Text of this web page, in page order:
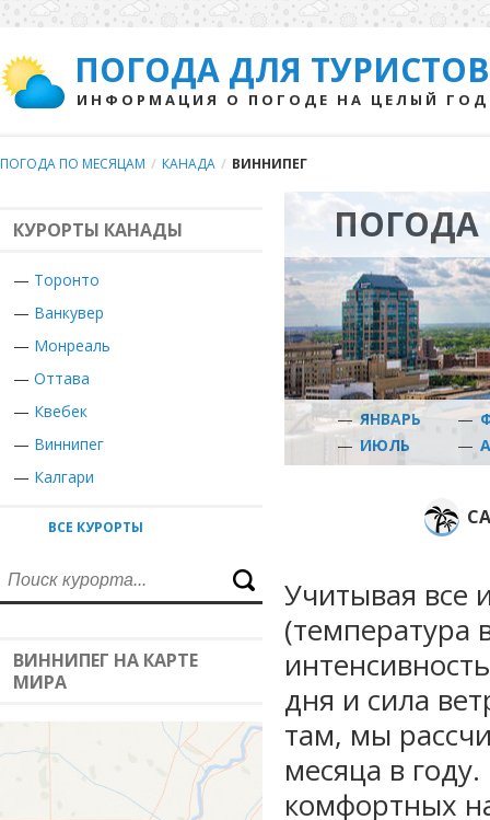
ПОГОДА ДЛЯ ТУРИСТОВ
ИНФОРМАЦИЯ О ПОГОДЕ НА ЦЕЛЫЙ ГОД
ПОГОДА ПО МЕСЯЦАМ / КАНАДА / ВИННИПЕГ
КУРОРТЫ КАНАДЫ
— Торонто
— Ванкувер
— Монреаль
— Оттава
— Квебек
— Виннипег
— Калгари
ВСЕ КУРОРТЫ
ВИННИПЕГ НА КАРТЕ
МИРА
ПОГОДА
—ЯНВАРЬ —
— ИЮЛЬ —
Учитывая все
(температура
дня и сила
там, мы
месяца в
комфортных